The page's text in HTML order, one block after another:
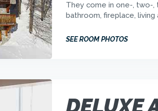
They come in one-, two-,
bathroom, fireplace, living
SEE ROOM PHOTOS